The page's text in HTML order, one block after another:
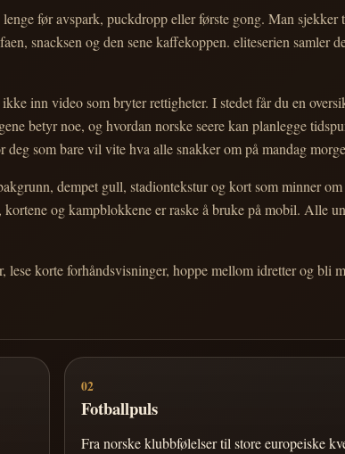
før avspark, puckdropp eller første gong. Man
snacksen og den sene kaffekoppen. eliteserien samler
inn video som bryter rettigheter. I stedet får du en
betyr noe, og hvordan norske seere kan planlegge
som bare vil vite hva alle snakker om på mandag
dempet gull, stadiontekstur og kort som minner
kortene og kampblokkene er raske å bruke på mobil.
korte forhåndsvisninger, hoppe mellom idretter og bli
02
Fotballpuls
Fra norske klubbfølelser til store europeiske